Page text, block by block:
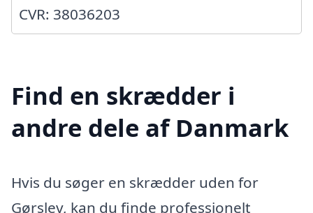
CVR: 38036203
Find en skrædder i
andre dele af Danmark
Hvis du søger en skrædder uden for
Gørslev, kan du finde professionelt